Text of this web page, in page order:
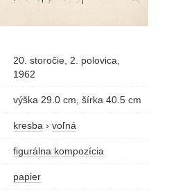
20. storočie, 2. polovica,
1962
výška 29.0 cm, šírka 40.5 cm
kresba › voľná
figurálna kompozícia
papier